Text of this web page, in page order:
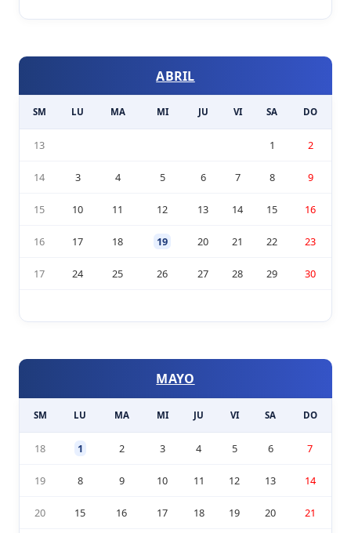
ABRIL
SM LU MA MI JU VI SA DO
13 1 2
14 3 4 5 6 7 8 9
15 10 11 12 13 14 15 16
16 17 18 19 20 21 22 23
17 24 25 26 27 28 29 30
MAYO
SM LU MA MI JU VI SA DO
18 1 2 3 4 5 6 7
19 8 9 10 11 12 13 14
20 15 16 17 18 19 20 21